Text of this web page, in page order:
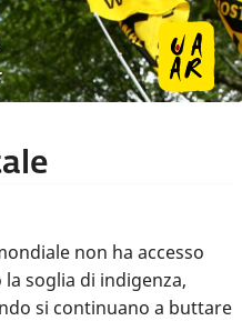
non ha accesso
soglia di indigenza,
si continuano a buttare